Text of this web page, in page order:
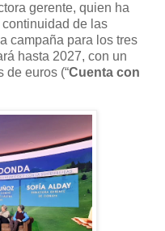
gerente, quien ha
de las
campaña para los tres
hasta 2027, con un
de euros (“Cuenta con